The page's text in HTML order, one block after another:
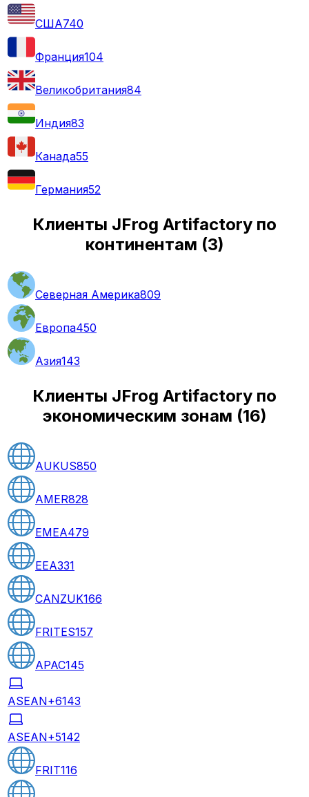
США740
Франция104
Великобритания84
Индия83
Канада55
Германия52
Клиенты JFrog Artifactory по
континентам (3)
Северная Америка809
Европа450
Азия143
Клиенты JFrog Artifactory по
экономическим зонам (16)
AUKUS850
AMER828
EMEA479
EEA331
CANZUK166
FRITES157
APAC145
ASEAN+6143
ASEAN+5142
FRIT116